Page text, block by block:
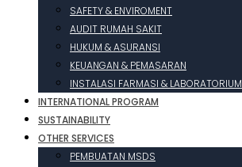
SAFETY & ENVIROMENT
AUDIT RUMAH SAKIT
HUKUM & ASURANSI
KEUANGAN & PEMASARAN
INSTALASI FARMASI & LABORATORIUM
INTERNATIONAL PROGRAM
SUSTAINABILITY
OTHER SERVICES
PEMBUATAN MSDS